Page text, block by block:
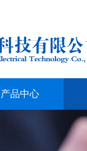
产品中心